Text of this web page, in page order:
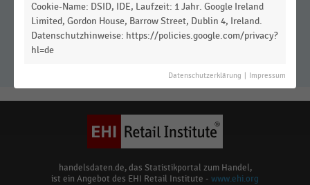
Zukunft des E-Commerce in den
kommenden fünf Jahren (2023-
2028)
handelsdaten.de, das Statistikportal zum Handel,
ist ein Angebot des EHI Retail Institute - www.ehi.org
Cookie-Name: DSID, IDE, Laufzeit: 1 Jahr. Google Ireland
Limited, Gordon House, Barrow Street, Dublin 4, Ireland.
Datenschutzhinweise: https://policies.google.com/privacy?
hl=de
Datenschutzerklärung Impressum